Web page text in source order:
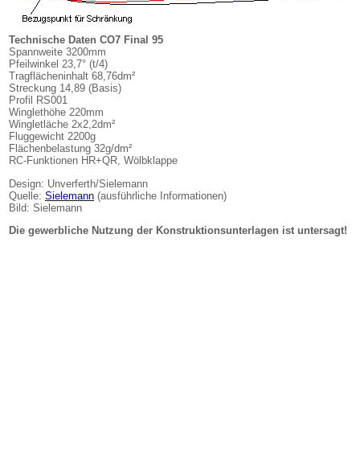
Technische Daten CO7 Final 95
Spannweite 3200mm
Pfeilwinkel 23,7° (t/4)
Tragflächeninhalt 68,76dm²
Streckung 14,89 (Basis)
Profil RS001
Winglethöhe 220mm
Wingletläche 2x2,2dm²
Fluggewicht 2200g
Flächenbelastung 32g/dm²
RC-Funktionen HR+QR, Wölbklappe
Design: Unverferth/Sielemann
Quelle: Sielemann (ausführliche Informationen)
Bild: Sielemann
Die gewerbliche Nutzung der Konstruktionsunterlagen ist untersagt!